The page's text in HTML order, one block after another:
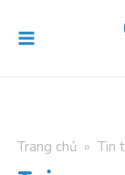
Menu
Trang chủ » Tin